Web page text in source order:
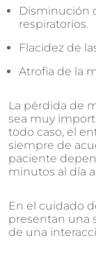
Disminución
respiratorios.
Flacidez de
Atrofia de la
La pérdida de
sea muy
todo caso, el
siempre de
paciente
minutos al día
En el cuidado
presentan una
de una